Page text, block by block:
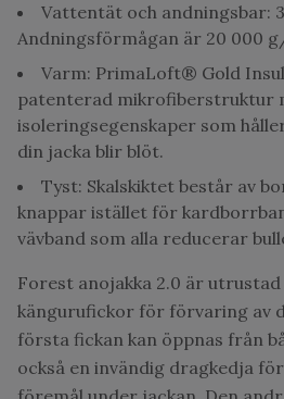
Vattentät och andningsbar:
Andningsförmågan är 20 000
Varm: PrimaLoft® Gold
patenterad mikrofiberstruktur
isoleringsegenskaper som
din jacka blir blöt.
Tyst: Skalskiktet består av
knappar istället för
vävband som alla reducerar
Forest anojakka 2.0 är
kängurufickor för förvaring av
första fickan kan öppnas från
också en invändig dragkedja